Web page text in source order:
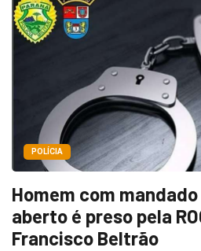
POLÍCIA
Homem com
aberto é preso pela
Francisco Beltrão